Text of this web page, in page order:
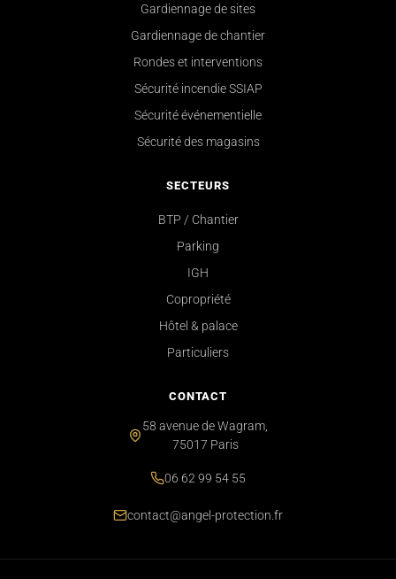
Gardiennage de sites
Gardiennage de chantier
Rondes et interventions
Sécurité incendie SSIAP
Sécurité événementielle
Sécurité des magasins
SECTEURS
BTP / Chantier
Parking
IGH
Copropriété
Hôtel & palace
Particuliers
CONTACT
58 avenue de Wagram,
75017 Paris
06 62 99 54 55
contact@angel-protection.fr